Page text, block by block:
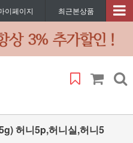
이페이지 최근본상품
허니5p,허니실,허니5